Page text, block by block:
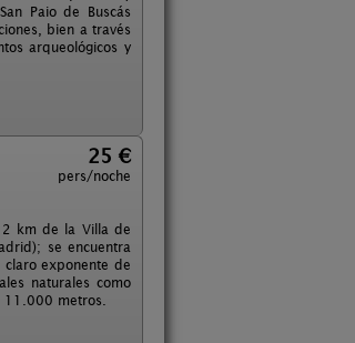
Paio de Buscás
bien a través
arqueológicos y
25 €
pers/noche
2 km de la Villa de
se encuentra
exponente de
naturales como
metros.